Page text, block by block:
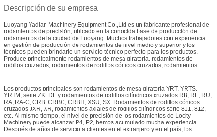
Descripción de su empresa
Luoyang Yadian Machinery Equipment Co.,Ltd es un fabricante profesional de
rodamientos de precisión, ubicado en la conocida base de producción de
rodamientos de la ciudad de Luoyang. Muchos trabajadores con experiencia
en gestión de producción de rodamientos de nivel medio y superior y los
técnicos pueden brindarle un servicio técnico perfecto para los productos.
Produce principalmente rodamientos de mesa giratoria, rodamientos de
rodillos cruzados, rodamientos de rodillos cónicos cruzados, rodamientos
130Locity Machinery Co.ltd es un fabricante profesional de rodamientos de
precisión, ubicado en la conocida base de producción de rodamientos de la
ciudad de Luoyang. Muchos trabajadores con experiencia en gestión de
producción de rodamientos de nivel medio y superior y los técnicos pueden
brindarle un servicio técnico perfecto para los productos. Produce
principalmente rodamientos de mesa giratoria, rodamientos de rodillos
cruzados, rodamientos de rodillos cónicos cruzados, rodamientos axiales de
rodillos cilíndricos, etc. El nivel de precisión es P5, P4, P2. El rango de tamaño
Los productos principales son rodamientos de mesa giratoria YRT, YRTS,
YRTM, serie ZKLDF y rodamientos de rodillos cilíndricos cruzados RB, RE, RU,
RA, RA-C, CRB, CRBC, CRBH, XSU, SX. Rodamientos de rodillos cónicos
cruzados JXR, XR, rodamientos axiales de rodillos cilíndricos serie 811, 812,
etc. Al mismo tiempo, el nivel de precisión de los rodamientos de Locity
Machinery puede alcanzar P4, P2, hemos acumulado mucha experiencia
Después de años de servicio a clientes en el extranjero y en el país, los